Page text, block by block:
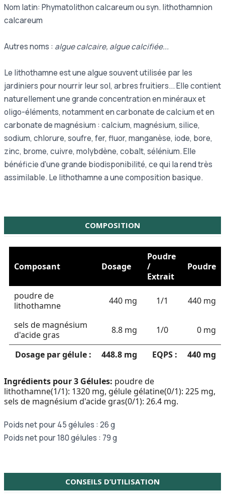
Nom latin: Phymatolithon calcareum ou syn. lithothamnion
calcareum
Autres noms : algue calcaire, algue calcifiée...
Le lithothamne est une algue souvent utilisée par les
jardiniers pour nourrir leur sol, arbres fruitiers... Elle contient
naturellement une grande concentration en minéraux et
oligo-éléments, notamment en carbonate de calcium et en
carbonate de magnésium : calcium, magnésium, silice,
sodium, chlorure, soufre, fer, fluor, manganèse, iode, bore,
zinc, brome, cuivre, molybdène, cobalt, sélénium. Elle
bénéficie d'une grande biodisponibilité, ce qui la rend très
assimilable. Le lithothamne a une composition basique.
COMPOSITION
Composant Dosage
Poudre
/
Extrait
Poudre
poudre de
lithothamne
440 mg 1/1 440 mg
sels de magnésium
d'acide gras
8.8 mg 1/0 0 mg
Dosage par gélule : 448.8 mg EQPS : 440 mg
Ingrédients pour 3 Gélules: poudre de
lithothamne(1/1): 1320 mg, gélule gélatine(0/1): 225 mg,
sels de magnésium d'acide gras(0/1): 26.4 mg.
Poids net pour 45 gélules : 26 g
Poids net pour 180 gélules : 79 g
CONSEILS D’UTILISATION